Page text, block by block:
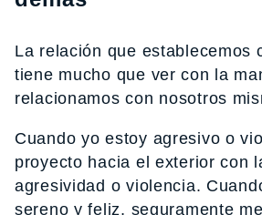
La relación que establecemos
tiene mucho que ver con la
relacionamos con nosotros
Cuando yo estoy agresivo o
proyecto hacia el exterior con
agresividad o violencia.
sereno y feliz, seguramente